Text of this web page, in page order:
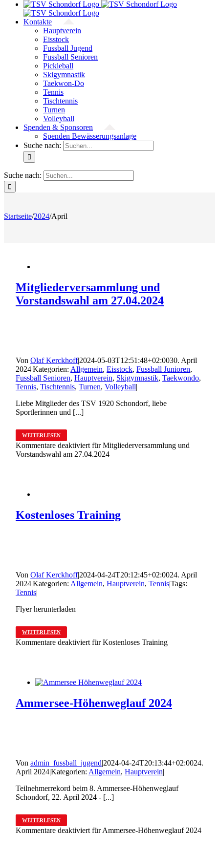
Kontakte
Hauptverein
Eisstock
Fussball Jugend
Fussball Senioren
Pickleball
Skigymnastik
Taekwon-Do
Tennis
Tischtennis
Turnen
Volleyball
Spenden & Sponsoren
Spenden Bewässerungsanlage
Suche nach:
Suche nach:
Startseite/2024/April
Mitgliederversammlung und
Vorstandswahl am 27.04.2024
Von Olaf Kerckhoff|2024-05-03T12:51:48+02:0030. April
2024|Kategorien: Allgemein, Eisstock, Fussball Junioren,
Fussball Senioren, Hauptverein, Skigymnastik, Taekwondo,
Tennis, Tischtennis, Turnen, Volleyball|
Liebe Mitglieder des TSV 1920 Schondorf, liebe
Sportlerinnen und [...]
WEITERLESEN
Kommentare deaktiviert für Mitgliederversammlung und
Vorstandswahl am 27.04.2024
Kostenloses Training
Von Olaf Kerckhoff|2024-04-24T20:12:45+02:0024. April
2024|Kategorien: Allgemein, Hauptverein, Tennis|Tags:
Tennis|
Flyer herunterladen
WEITERLESEN
Kommentare deaktiviert für Kostenloses Training
Ammersee-Höhenweglauf 2024
Von admin_fussball_jugend|2024-04-24T20:13:44+02:0024.
April 2024|Kategorien: Allgemein, Hauptverein|
Teilnehmerrekord beim 8. Ammersee-Höhenweglauf
Schondorf, 22. April 2024 - [...]
WEITERLESEN
Kommentare deaktiviert für Ammersee-Höhenweglauf 2024